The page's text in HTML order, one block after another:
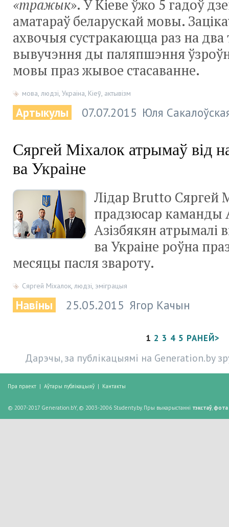
«тражык». У Кіеве ўжо 5 гадоў
аматараў беларускай мовы.
ахвочыя сустракаюцца раз на два
вывучэння ды паляпшэння
мовы праз жывое стасаванне.
мова, людзі, Украіна, Кіеў, актывізм
Артыкулы 07.07.2015 Юля
Сяргей Міхалок атрымаў від
ва Украіне
Лідар Brutto Сяргей
прадзюсар каманды
Азізбякян атрымалі
ва Украіне роўна
месяцы пасля звароту.
Сяргей Міхалок, людзі, эміграцыя
Навіны 25.05.2015 Ягор Качын
1 2 3 4 5 РАНЕЙ>
Дарэчы, за публікацыямі на Generation.by
Пра праект | Аўтары публікацыяў | Кантакты
© 2007-2017 Generation.bY, © 2003-2006 Studenty.by. Пры выкарыстанні тэкстаў,фота